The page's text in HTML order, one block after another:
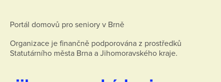
Portál domovů pro seniory v Brně
Organizace je finančně podporována z prostředků
Statutárního města Brna a Jihomoravského kraje.